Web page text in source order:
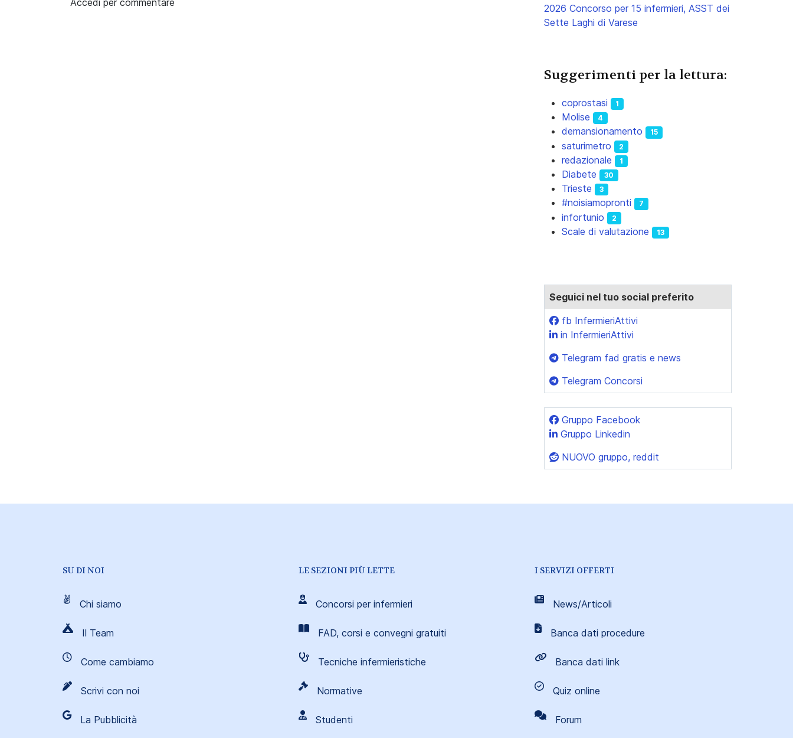
Accedi per commentare
2026 Concorso per 15 infermieri, ASST dei
Sette Laghi di Varese
Suggerimenti per la lettura:
coprostasi 1
Molise 4
demansionamento 15
saturimetro 2
redazionale 1
Diabete 30
Trieste 3
#noisiamopronti 7
infortunio 2
Scale di valutazione 13
Seguici nel tuo social preferito
fb InfermieriAttivi
in InfermieriAttivi
Telegram fad gratis e news
Telegram Concorsi
Gruppo Facebook
Gruppo Linkedin
NUOVO gruppo, reddit
SU DI NOI
Chi siamo
Il Team
Come cambiamo
Scrivi con noi
La Pubblicità
LE SEZIONI PIÙ LETTE
Concorsi per infermieri
FAD, corsi e convegni gratuiti
Tecniche infermieristiche
Normative
Studenti
I SERVIZI OFFERTI
News/Articoli
Banca dati procedure
Banca dati link
Quiz online
Forum